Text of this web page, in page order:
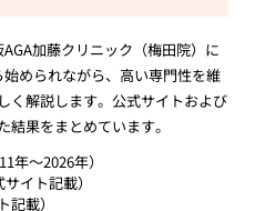
加藤クリニック（梅田院）に
められながら、高い専門性を維
く解説します。公式サイトおよび
果をまとめています。
年〜2026年）
イト記載）
載）